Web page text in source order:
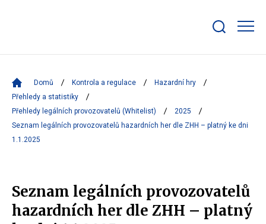
bar
Domů Kontrola a regulace
Hazardní hry
Přehledy a statistiky
Přehledy legálních provozovatelů (Whitelist)
2025
Seznam legálních provozovatelů hazardních her dle ZHH – platný ke dni
1.1.2025
Seznam legálních provozovatelů
hazardních her dle ZHH – platný